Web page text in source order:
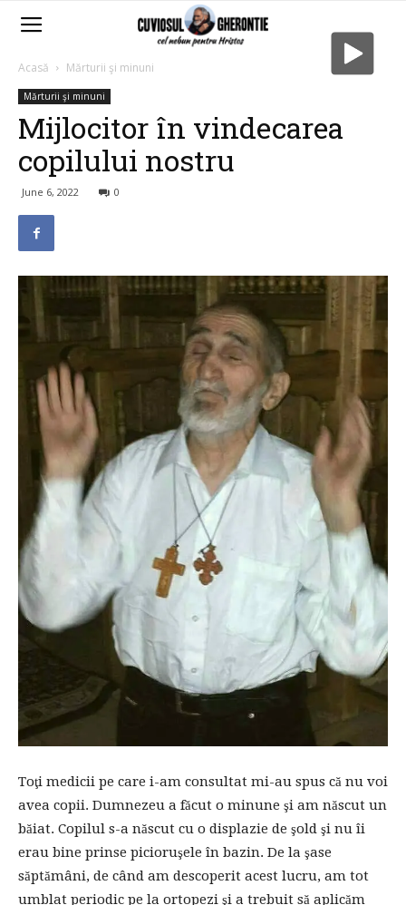
Acasă Mărturii şi minuni
Mărturii şi minuni
Mijlocitor în vindecarea
copilului nostru
June 6, 2022 0
Toţi medicii pe care i-am consultat mi-au spus că nu voi
avea copii. Dumnezeu a făcut o minune şi am născut un
băiat. Copilul s-a născut cu o displazie de şold şi nu îi
erau bine prinse picioruşele în bazin. De la şase
săptămâni, de când am descoperit acest lucru, am tot
umblat periodic pe la ortopezi şi a trebuit să aplicăm